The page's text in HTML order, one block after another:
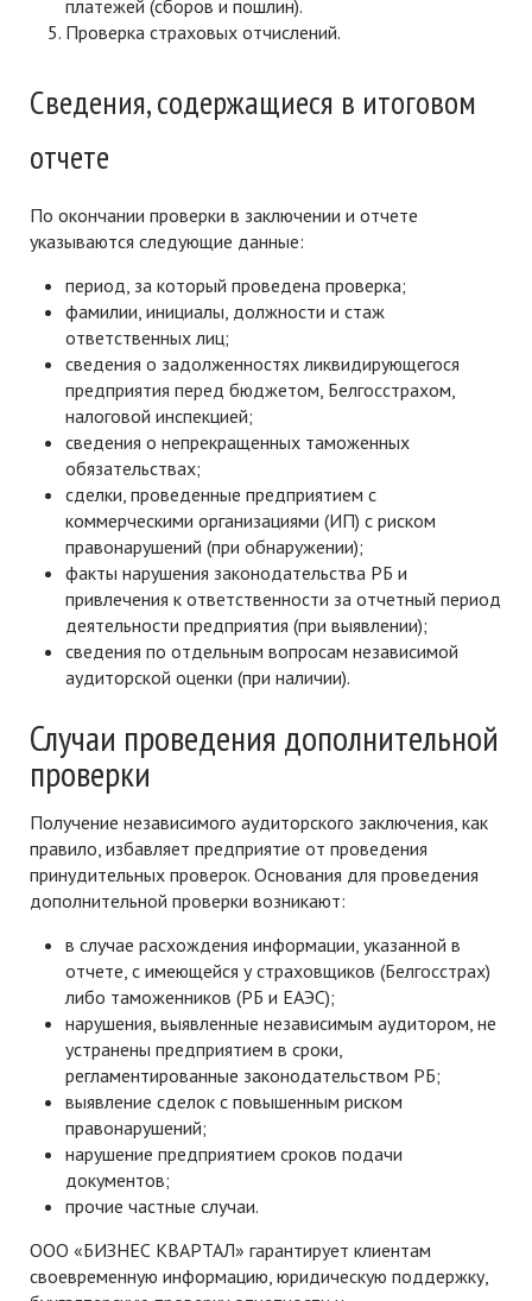
платежей (сборов и пошлин).
Проверка страховых отчислений.
Сведения, содержащиеся в итоговом
отчете
По окончании проверки в заключении и отчете
указываются следующие данные:
период, за который проведена проверка;
фамилии, инициалы, должности и стаж
ответственных лиц;
сведения о задолженностях ликвидирующегося
предприятия перед бюджетом, Белгосстрахом,
налоговой инспекцией;
сведения о непрекращенных таможенных
обязательствах;
сделки, проведенные предприятием с
коммерческими организациями (ИП) с риском
правонарушений (при обнаружении);
факты нарушения законодательства РБ и
привлечения к ответственности за отчетный период
деятельности предприятия (при выявлении);
сведения по отдельным вопросам независимой
аудиторской оценки (при наличии).
Случаи проведения дополнительной
проверки
Получение независимого аудиторского заключения, как
правило, избавляет предприятие от проведения
принудительных проверок. Основания для проведения
дополнительной проверки возникают:
в случае расхождения информации, указанной в
отчете, с имеющейся у страховщиков (Белгосстрах)
либо таможенников (РБ и ЕАЭС);
нарушения, выявленные независимым аудитором, не
устранены предприятием в сроки,
регламентированные законодательством РБ;
выявление сделок с повышенным риском
правонарушений;
нарушение предприятием сроков подачи
документов;
прочие частные случаи.
ООО «БИЗНЕС КВАРТАЛ» гарантирует клиентам
своевременную информацию, юридическую поддержку,